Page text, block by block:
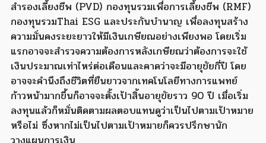
สำรองเลี้ยงชีพ (PVD) กองทุนรวมเพื่อการเลี้ยงชีพ (RMF)
กองทุนรวมThai ESG และประกันบำนาญ เพื่อลงทุนสร้าง
ความมั่นคงระยะยาวให้มีเงินเกษียณอย่างเพียงพอ โดยเริ่ม
แรกอาจจะสำรวจความต้องการหลังเกษียณว่าต้องการจะใช้
เงินประมาณเท่าไหร่ต่อเดือนและคาดว่าจะมีอายุขัยกี่ปี โดย
อาจจะคำนึงถึงชีวิตที่ยืนยาวจากเทคโนโลยีทางการแพทย์
ก้าวหน้ามากขึ้นก็อาจจะตั้งเป้าสิ้นอายุขัยราว 90 ปี เมื่อเริ่ม
ลงทุนแล้วก็หมั่นติดตามผลตอบแทนดูว่าเป็นไปตามเป้าหมาย
หรือไม่ ซึ่งหากไม่เป็นไปตามเป้าหมายก็ควรปรึกษานัก